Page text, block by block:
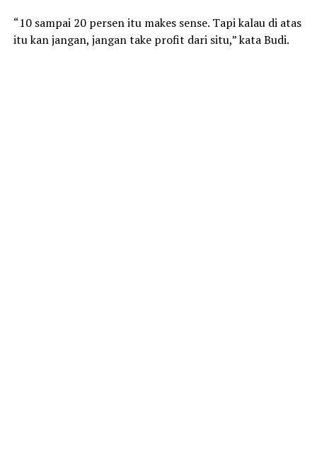
“10 sampai 20 persen itu makes sense. Tapi kalau di atas
itu kan jangan, jangan take profit dari situ,” kata Budi.